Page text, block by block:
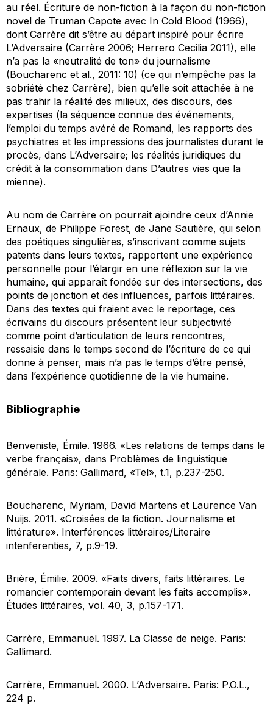
au réel. Écriture de non-fiction à la façon du non-fiction
novel de Truman Capote avec In Cold Blood (1966),
dont Carrère dit s’être au départ inspiré pour écrire
L’Adversaire (Carrère 2006; Herrero Cecilia 2011), elle
n’a pas la «neutralité de ton» du journalisme
(Boucharenc et al., 2011: 10) (ce qui n’empêche pas la
sobriété chez Carrère), bien qu’elle soit attachée à ne
pas trahir la réalité des milieux, des discours, des
expertises (la séquence connue des événements,
l’emploi du temps avéré de Romand, les rapports des
psychiatres et les impressions des journalistes durant le
procès, dans L’Adversaire; les réalités juridiques du
crédit à la consommation dans D’autres vies que la
mienne).
Au nom de Carrère on pourrait ajoindre ceux d’Annie
Ernaux, de Philippe Forest, de Jane Sautière, qui selon
des poétiques singulières, s’inscrivant comme sujets
patents dans leurs textes, rapportent une expérience
personnelle pour l’élargir en une réflexion sur la vie
humaine, qui apparaît fondée sur des intersections, des
points de jonction et des influences, parfois littéraires.
Dans des textes qui fraient avec le reportage, ces
écrivains du discours présentent leur subjectivité
comme point d’articulation de leurs rencontres,
ressaisie dans le temps second de l’écriture de ce qui
donne à penser, mais n’a pas le temps d’être pensé,
dans l’expérience quotidienne de la vie humaine.
Bibliographie
Benveniste, Émile. 1966. «Les relations de temps dans le
verbe français», dans Problèmes de linguistique
générale. Paris: Gallimard, «Tel», t.1, p.237-250.
Boucharenc, Myriam, David Martens et Laurence Van
Nuijs. 2011. «Croisées de la fiction. Journalisme et
littérature». Interférences littéraires/Literaire
intenferenties, 7, p.9-19.
Brière, Émilie. 2009. «Faits divers, faits littéraires. Le
romancier contemporain devant les faits accomplis».
Études littéraires, vol. 40, 3, p.157-171.
Carrère, Emmanuel. 1997. La Classe de neige. Paris:
Gallimard.
Carrère, Emmanuel. 2000. L’Adversaire. Paris: P.O.L.,
224 p.